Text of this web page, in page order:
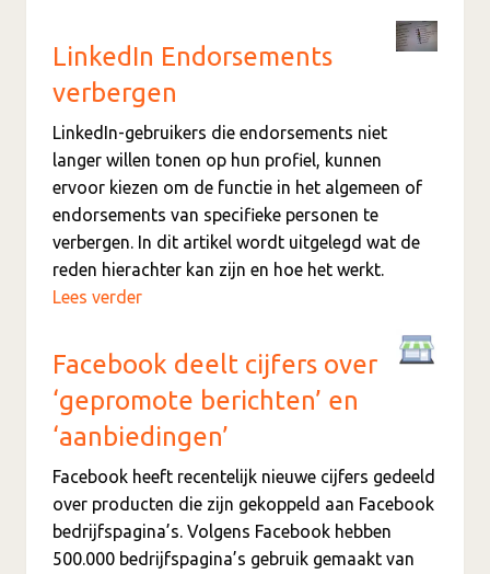
LinkedIn Endorsements
verbergen
LinkedIn-gebruikers die endorsements niet
langer willen tonen op hun profiel, kunnen
ervoor kiezen om de functie in het algemeen of
endorsements van specifieke personen te
verbergen. In dit artikel wordt uitgelegd wat de
reden hierachter kan zijn en hoe het werkt.
Lees verder
Facebook deelt cijfers over
‘gepromote berichten’ en
‘aanbiedingen’
Facebook heeft recentelijk nieuwe cijfers gedeeld
over producten die zijn gekoppeld aan Facebook
bedrijfspagina’s. Volgens Facebook hebben
500.000 bedrijfspagina’s gebruik gemaakt van